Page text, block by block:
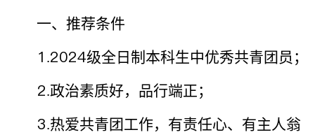
一、推荐条件
1 .2024级全日制本科生中优秀共青团员；
2.政治素质好，品行端正；
3.热爱共青团工作，有责任心、有主人翁